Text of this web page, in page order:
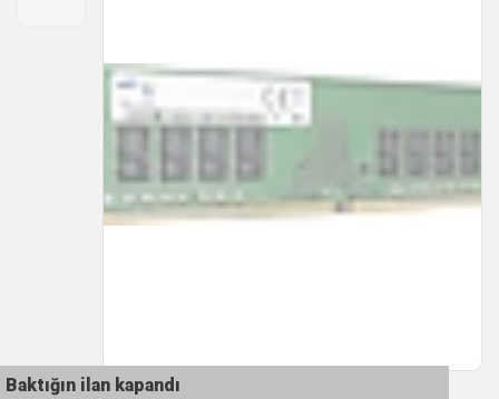
Baktığın ilan kapandı